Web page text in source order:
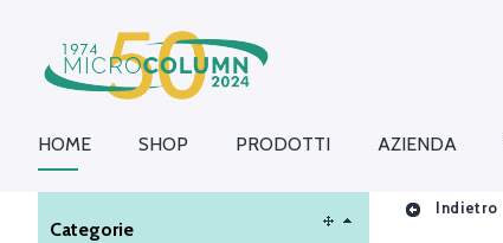
HOME SHOP PRODOTTI AZIENDA
Categorie
Indietro